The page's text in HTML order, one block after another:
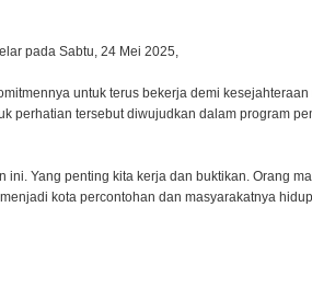
pada Sabtu, 24 Mei 2025,
untuk terus bekerja demi
perhatian tersebut diwujudkan dalam program
Yang penting kita kerja dan buktikan. Orang
kota percontohan dan masyarakatnya hidup